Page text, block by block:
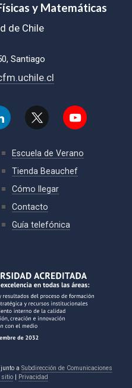
y Matemáticas
de Chile
Santiago
Escuela de Verano
Tienda Beauchef
Cómo llegar
Contacto
Guía telefónica
a Subdirección de Comunicaciones
sitio| Privacidad